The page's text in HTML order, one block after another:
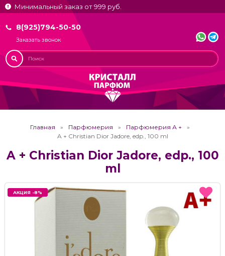
Минимальный заказ от 999 руб.
8(925)794-50-50
Заказать звонок
Главная Парфюмерия
Парфюмерия А +
A + Christian Dior Jadore, edp., 100 ml
A + Christian Dior Jadore, edp., 100
ml
АКЦИЯ -8%
АКЦИЯ -8%